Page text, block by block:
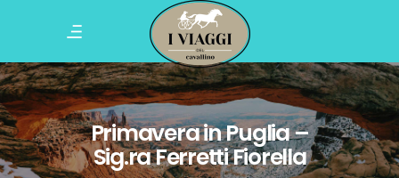
Primavera in Puglia –
Sig.ra Ferretti Fiorella